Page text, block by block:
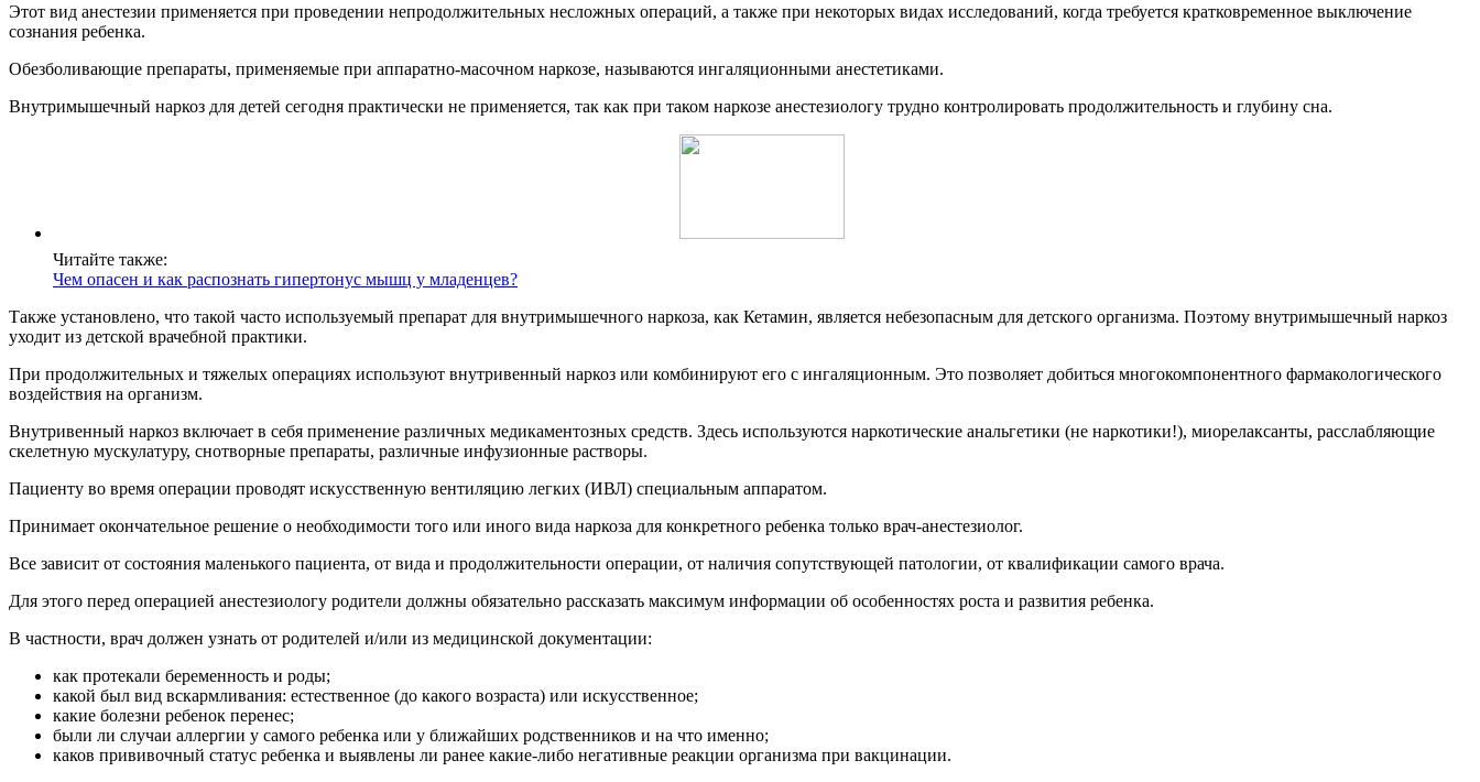
Этот вид анестезии применяется при проведении непродолжительных несложных операций, а также при некоторых видах исследований, когда требуется кратковременное выключение
сознания ребенка.
Обезболивающие препараты, применяемые при аппаратно-масочном наркозе, называются ингаляционными анестетиками.
Внутримышечный наркоз для детей сегодня практически не применяется, так как при таком наркозе анестезиологу трудно контролировать продолжительность и глубину сна.
Читайте также:
Чем опасен и как распознать гипертонус мышц у младенцев?
Также установлено, что такой часто используемый препарат для внутримышечного наркоза, как Кетамин, является небезопасным для детского организма. Поэтому внутримышечный наркоз
уходит из детской врачебной практики.
При продолжительных и тяжелых операциях используют внутривенный наркоз или комбинируют его с ингаляционным. Это позволяет добиться многокомпонентного фармакологического
воздействия на организм.
Внутривенный наркоз включает в себя применение различных медикаментозных средств. Здесь используются наркотические анальгетики (не наркотики!), миорелаксанты, расслабляющие
скелетную мускулатуру, снотворные препараты, различные инфузионные растворы.
Пациенту во время операции проводят искусственную вентиляцию легких (ИВЛ) специальным аппаратом.
Принимает окончательное решение о необходимости того или иного вида наркоза для конкретного ребенка только врач-анестезиолог.
Все зависит от состояния маленького пациента, от вида и продолжительности операции, от наличия сопутствующей патологии, от квалификации самого врача.
Для этого перед операцией анестезиологу родители должны обязательно рассказать максимум информации об особенностях роста и развития ребенка.
В частности, врач должен узнать от родителей и/или из медицинской документации:
как протекали беременность и роды;
какой был вид вскармливания: естественное (до какого возраста) или искусственное;
какие болезни ребенок перенес;
были ли случаи аллергии у самого ребенка или у ближайших родственников и на что именно;
каков прививочный статус ребенка и выявлены ли ранее какие-либо негативные реакции организма при вакцинации.